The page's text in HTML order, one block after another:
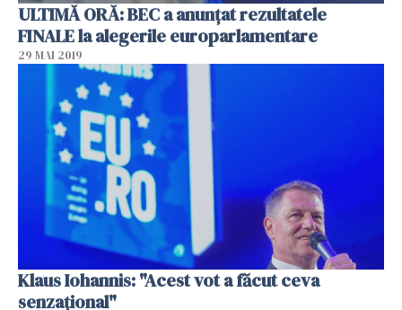
ULTIMĂ ORĂ: BEC a anunţat rezultatele
FINALE la alegerile europarlamentare
29 MAI 2019
Klaus Iohannis: "Acest vot a făcut ceva
senzaţional"